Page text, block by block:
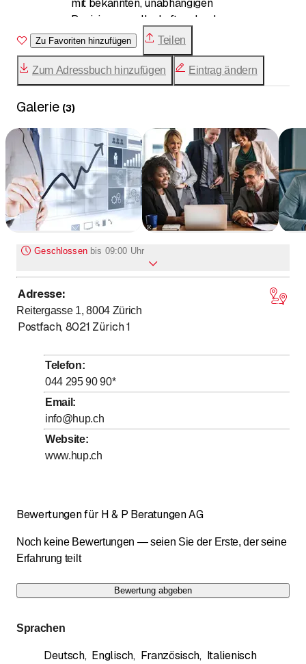
mit bekannten, unabhängigen
Revisionsgesellschaften durch
Zu Favoriten hinzufügen Teilen
Zum Adressbuch hinzufügen Eintrag ändern
Galerie (3)
Geschlossen bis 09:00 Uhr
Montag
00
Dienstag*
Donnerstag
Freitag*
Samstag
Sonntag
Geschlossen
Mit * gekennzeichnete Tage nach Vereinbarung
Adresse:
Reitergasse 1, 8004 Zürich
Postfach, 8021 Zürich 1
Telefon:
044 295 90 90*
Email :
info@hup.ch
Website:
www.hup.ch
Bewertungen für H & P Beratungen AG
Noch keine Bewertungen — seien Sie der Erste, der seine
Erfahrung teilt
Bewertung abgeben
Sprachen
Deutsch, Englisch, Französisch, Italienisch